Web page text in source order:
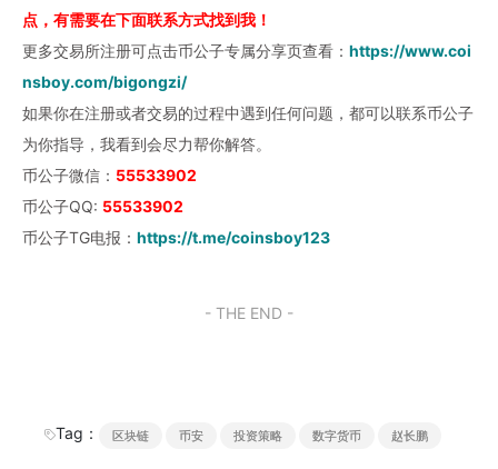
点，有需要在下面联系方式找到我！
更多交易所注册可点击币公子专属分享页查看： https://www.coi
nsboy.com/bigongzi/
如果你在注册或者交易的过程中遇到任何问题，都可以联系币公子
为你指导，我看到会尽力帮你解答。
币公子微信： 55533902
币公子QQ: 55533902
币公子TG电报： https://t.me/coinsboy123
- THE END -
Tag： 区块链 币安 投资策略 数字货币 赵长鹏